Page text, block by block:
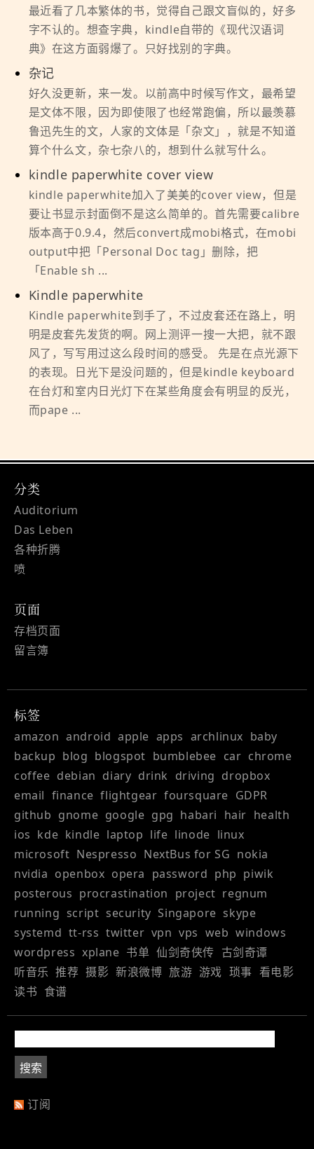
最近看了几本繁体的书，觉得自己跟文盲似的，好多
字不认的。想查字典，kindle自带的《现代汉语词
典》在这方面弱爆了。只好找别的字典。
杂记
好久没更新，来一发。以前高中时候写作文，最希望
是文体不限，因为即使限了也经常跑偏，所以最羡慕
鲁迅先生的文，人家的文体是「杂文」，就是不知道
算个什么文，杂七杂八的，想到什么就写什么。
kindle paperwhite cover view
kindle paperwhite加入了美美的cover view，但是
要让书显示封面倒不是这么简单的。首先需要calibre
版本高于0.9.4，然后convert成mobi格式，在mobi
output中把「Personal Doc tag」删除，把
「Enable sh ...
Kindle paperwhite
Kindle paperwhite到手了，不过皮套还在路上，明
明是皮套先发货的啊。网上测评一搜一大把，就不跟
风了，写写用过这么段时间的感受。 先是在点光源下
的表现。日光下是没问题的，但是kindle keyboard
在台灯和室内日光灯下在某些角度会有明显的反光，
而pape ...
分类
Auditorium
Das Leben
各种折腾
喷
页面
存档页面
留言簿
标签
amazon android apple apps archlinux baby
backup blog blogspot bumblebee car chrome
coffee debian diary drink driving dropbox
email finance flightgear foursquare GDPR
github gnome google gpg habari hair health
ios kde kindle laptop life linode linux
microsoft Nespresso NextBus for SG nokia
nvidia openbox opera password php piwik
posterous procrastination project regnum
running script security Singapore skype
systemd tt-rss twitter vpn vps web windows
wordpress xplane 书单 仙剑奇侠传 古剑奇谭
听音乐 推荐 摄影 新浪微博 旅游 游戏 琐事 看电影
读书 食谱
订阅